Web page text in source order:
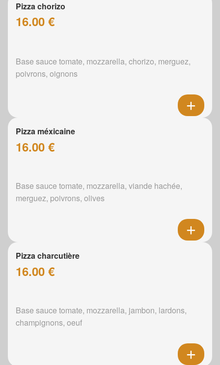
Pizza chorizo
16.00 €
Base sauce tomate, mozzarella, chorizo, merguez,
poivrons, oignons
Pizza méxicaine
16.00 €
Base sauce tomate, mozzarella, viande hachée,
merguez, poivrons, olives
Pizza charcutière
16.00 €
Base sauce tomate, mozzarella, jambon, lardons,
champignons, oeuf